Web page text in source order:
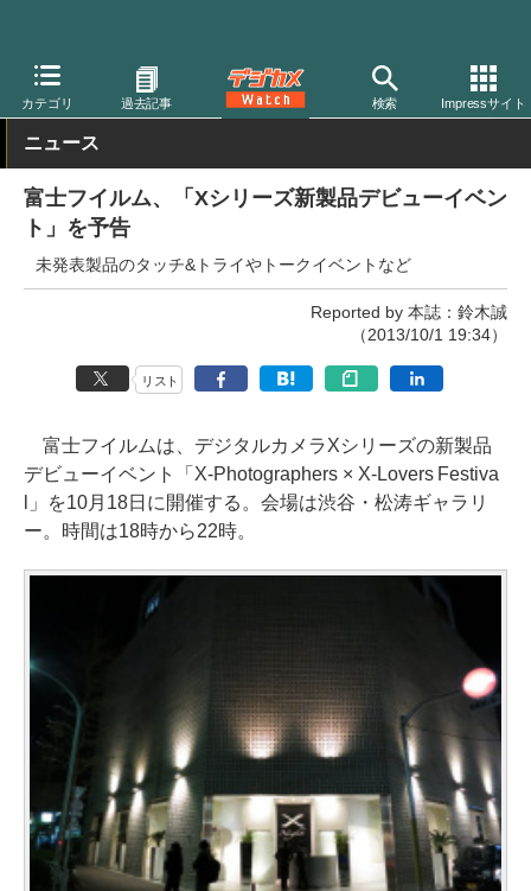
カテゴリ 過去記事 検索 Impressサイト
デジカメ Watch カメラ ミラーレスカメラ 富士フイルム
ニュース
富士フイルム、「Xシリーズ新製品デビューイベン
ト」を予告
未発表製品のタッチ&トライやトークイベントなど
Reported by 本誌：鈴木誠
（2013/10/1 19:34）
リスト
富士フイルムは、デジタルカメラXシリーズの新製品
デビューイベント「X-Photographers × X-Lovers Festiva
l」を10月18日に開催する。会場は渋谷・松涛ギャラリ
ー。時間は18時から22時。